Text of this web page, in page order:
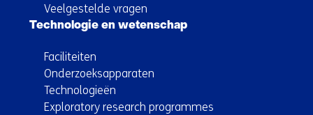
Veelgestelde vragen
Technologie en wetenschap
Faciliteiten
Onderzoeksapparaten
Technologieën
Exploratory research programmes